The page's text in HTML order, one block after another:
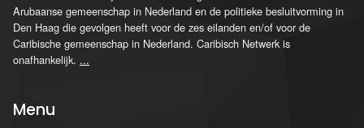
Arubaanse gemeenschap in Nederland en de politieke besluitvorming in
Den Haag die gevolgen heeft voor de zes eilanden en/of voor de
Caribische gemeenschap in Nederland. Caribisch Netwerk is
onafhankelijk. ...
Menu